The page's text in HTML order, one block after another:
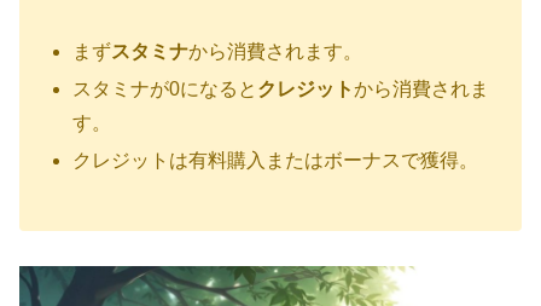
まずスタミナから消費されます。
スタミナが0になると クレジットから消費されま
す。
クレジットは有料購入またはボーナスで獲得。